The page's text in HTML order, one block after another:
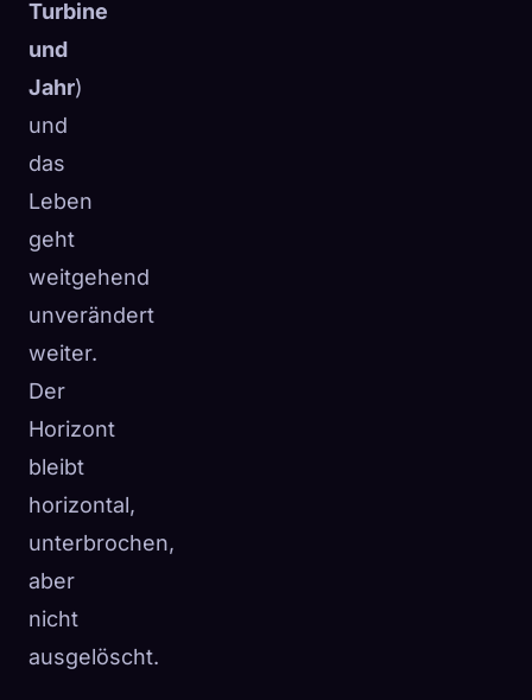
Turbine
und
Jahr)
und
das
Leben
geht
weitgehend
unverändert
weiter.
Der
Horizont
bleibt
horizontal,
unterbrochen,
aber
nicht
ausgelöscht.